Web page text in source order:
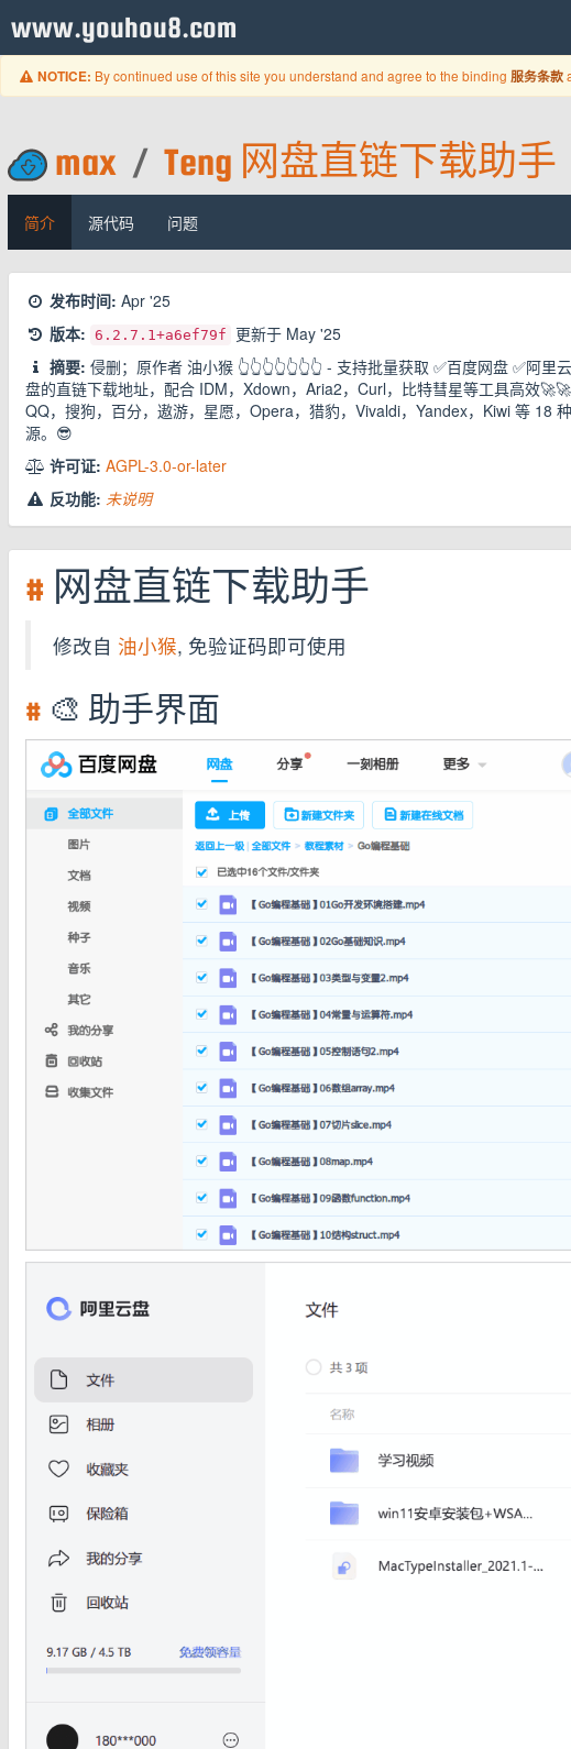
www.youhou8.com
NOTICE: By continued use of this site you understand and agree to the binding 服务条款
max / Teng 网盘直链下载助手
简介 源代码 问题
发布时间: Apr '25
版本: 6.2.7.1+a6ef79f 更新于 May '25
摘要: 侵删；原作者 油小猴 👆👆👆👆👆👆👆 - 支持批量获取 ✅百度网盘 ✅阿
盘的直链下载地址，配合 IDM，Xdown，Aria2，Curl，比特彗星等工具高效
QQ，搜狗，百分，遨游，星愿，Opera，猎豹，Vivaldi，Yandex，Kiwi 等 18
源。😎
许可证: AGPL-3.0-or-later
反功能: 未说明
# 网盘直链下载助手
修改自 油小猴, 免验证码即可使用
# 🎨 助手界面